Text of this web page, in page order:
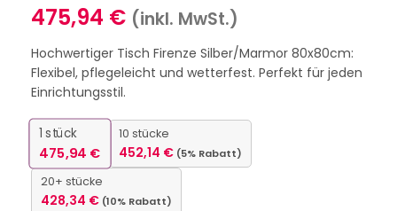
475,94 € (inkl. MwSt.)
Hochwertiger Tisch Firenze Silber/Marmor 80x80cm:
Flexibel, pflegeleicht und wetterfest. Perfekt für jeden
Einrichtungsstil.
1 stück
475,94 €
10 stücke
452,14 € (5% Rabatt)
20+ stücke
428,34 € (10% Rabatt)